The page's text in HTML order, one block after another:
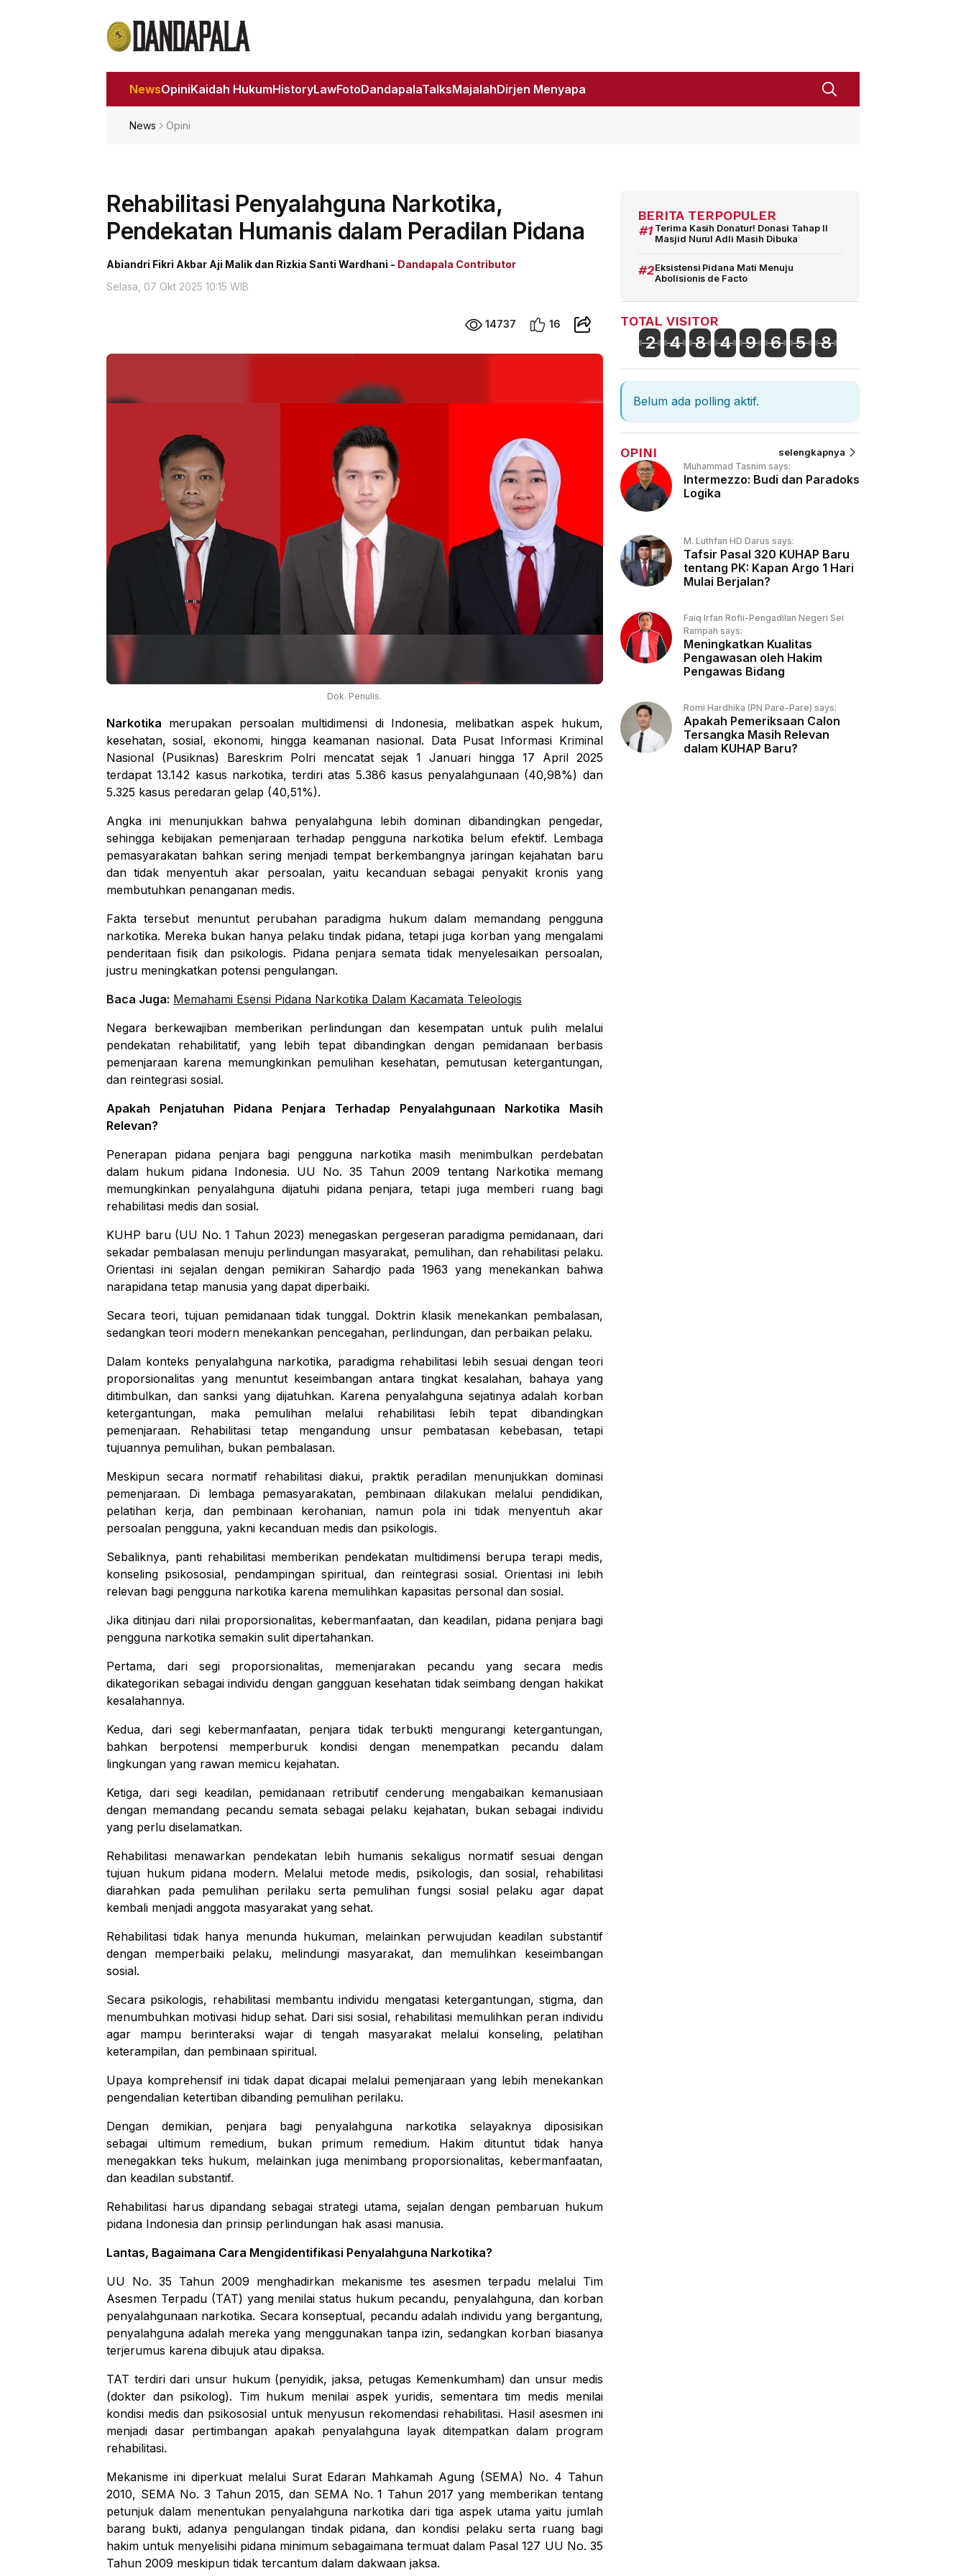
NewsOpiniKaidah HukumHistoryLawFotoDandapalaTalksMajalahDirjen Menyapa
News Opini
Rehabilitasi Penyalahguna Narkotika,
Pendekatan Humanis dalam Peradilan Pidana
Abiandri Fikri Akbar Aji Malik dan Rizkia Santi Wardhani - Dandapala Contributor
Selasa, 07 Okt 2025 10:15 WIB
14737 16
Dok. Penulis.
Narkotika merupakan persoalan multidimensi di Indonesia, melibatkan aspek hukum,
kesehatan, sosial, ekonomi, hingga keamanan nasional. Data Pusat Informasi Kriminal
Nasional (Pusiknas) Bareskrim Polri mencatat sejak 1 Januari hingga 17 April 2025
terdapat 13.142 kasus narkotika, terdiri atas 5.386 kasus penyalahgunaan (40,98%) dan
5.325 kasus peredaran gelap (40,51%).
Angka ini menunjukkan bahwa penyalahguna lebih dominan dibandingkan pengedar,
sehingga kebijakan pemenjaraan terhadap pengguna narkotika belum efektif. Lembaga
pemasyarakatan bahkan sering menjadi tempat berkembangnya jaringan kejahatan baru
dan tidak menyentuh akar persoalan, yaitu kecanduan sebagai penyakit kronis yang
membutuhkan penanganan medis.
Fakta tersebut menuntut perubahan paradigma hukum dalam memandang pengguna
narkotika. Mereka bukan hanya pelaku tindak pidana, tetapi juga korban yang mengalami
penderitaan fisik dan psikologis. Pidana penjara semata tidak menyelesaikan persoalan,
justru meningkatkan potensi pengulangan.
Baca Juga: Memahami Esensi Pidana Narkotika Dalam Kacamata Teleologis
Negara berkewajiban memberikan perlindungan dan kesempatan untuk pulih melalui
pendekatan rehabilitatif, yang lebih tepat dibandingkan dengan pemidanaan berbasis
pemenjaraan karena memungkinkan pemulihan kesehatan, pemutusan ketergantungan,
dan reintegrasi sosial.
Apakah Penjatuhan Pidana Penjara Terhadap Penyalahgunaan Narkotika Masih
Relevan?
Penerapan pidana penjara bagi pengguna narkotika masih menimbulkan perdebatan
dalam hukum pidana Indonesia. UU No. 35 Tahun 2009 tentang Narkotika memang
memungkinkan penyalahguna dijatuhi pidana penjara, tetapi juga memberi ruang bagi
rehabilitasi medis dan sosial.
KUHP baru (UU No. 1 Tahun 2023) menegaskan pergeseran paradigma pemidanaan, dari
sekadar pembalasan menuju perlindungan masyarakat, pemulihan, dan rehabilitasi pelaku.
Orientasi ini sejalan dengan pemikiran Sahardjo pada 1963 yang menekankan bahwa
narapidana tetap manusia yang dapat diperbaiki.
Secara teori, tujuan pemidanaan tidak tunggal. Doktrin klasik menekankan pembalasan,
sedangkan teori modern menekankan pencegahan, perlindungan, dan perbaikan pelaku.
Dalam konteks penyalahguna narkotika, paradigma rehabilitasi lebih sesuai dengan teori
proporsionalitas yang menuntut keseimbangan antara tingkat kesalahan, bahaya yang
ditimbulkan, dan sanksi yang dijatuhkan. Karena penyalahguna sejatinya adalah korban
ketergantungan, maka pemulihan melalui rehabilitasi lebih tepat dibandingkan
pemenjaraan. Rehabilitasi tetap mengandung unsur pembatasan kebebasan, tetapi
tujuannya pemulihan, bukan pembalasan.
Meskipun secara normatif rehabilitasi diakui, praktik peradilan menunjukkan dominasi
pemenjaraan. Di lembaga pemasyarakatan, pembinaan dilakukan melalui pendidikan,
pelatihan kerja, dan pembinaan kerohanian, namun pola ini tidak menyentuh akar
persoalan pengguna, yakni kecanduan medis dan psikologis.
Sebaliknya, panti rehabilitasi memberikan pendekatan multidimensi berupa terapi medis,
konseling psikososial, pendampingan spiritual, dan reintegrasi sosial. Orientasi ini lebih
relevan bagi pengguna narkotika karena memulihkan kapasitas personal dan sosial.
Jika ditinjau dari nilai proporsionalitas, kebermanfaatan, dan keadilan, pidana penjara bagi
pengguna narkotika semakin sulit dipertahankan.
Pertama, dari segi proporsionalitas, memenjarakan pecandu yang secara medis
dikategorikan sebagai individu dengan gangguan kesehatan tidak seimbang dengan hakikat
kesalahannya.
Kedua, dari segi kebermanfaatan, penjara tidak terbukti mengurangi ketergantungan,
bahkan berpotensi memperburuk kondisi dengan menempatkan pecandu dalam
lingkungan yang rawan memicu kejahatan.
Ketiga, dari segi keadilan, pemidanaan retributif cenderung mengabaikan kemanusiaan
dengan memandang pecandu semata sebagai pelaku kejahatan, bukan sebagai individu
yang perlu diselamatkan.
Rehabilitasi menawarkan pendekatan lebih humanis sekaligus normatif sesuai dengan
tujuan hukum pidana modern. Melalui metode medis, psikologis, dan sosial, rehabilitasi
diarahkan pada pemulihan perilaku serta pemulihan fungsi sosial pelaku agar dapat
kembali menjadi anggota masyarakat yang sehat.
Rehabilitasi tidak hanya menunda hukuman, melainkan perwujudan keadilan substantif
dengan memperbaiki pelaku, melindungi masyarakat, dan memulihkan keseimbangan
sosial.
Secara psikologis, rehabilitasi membantu individu mengatasi ketergantungan, stigma, dan
menumbuhkan motivasi hidup sehat. Dari sisi sosial, rehabilitasi memulihkan peran individu
agar mampu berinteraksi wajar di tengah masyarakat melalui konseling, pelatihan
keterampilan, dan pembinaan spiritual.
Upaya komprehensif ini tidak dapat dicapai melalui pemenjaraan yang lebih menekankan
pengendalian ketertiban dibanding pemulihan perilaku.
Dengan demikian, penjara bagi penyalahguna narkotika selayaknya diposisikan
sebagai ultimum remedium, bukan primum remedium. Hakim dituntut tidak hanya
menegakkan teks hukum, melainkan juga menimbang proporsionalitas, kebermanfaatan,
dan keadilan substantif.
Rehabilitasi harus dipandang sebagai strategi utama, sejalan dengan pembaruan hukum
pidana Indonesia dan prinsip perlindungan hak asasi manusia.
Lantas, Bagaimana Cara Mengidentifikasi Penyalahguna Narkotika?
UU No. 35 Tahun 2009 menghadirkan mekanisme tes asesmen terpadu melalui Tim
Asesmen Terpadu (TAT) yang menilai status hukum pecandu, penyalahguna, dan korban
penyalahgunaan narkotika. Secara konseptual, pecandu adalah individu yang bergantung,
penyalahguna adalah mereka yang menggunakan tanpa izin, sedangkan korban biasanya
terjerumus karena dibujuk atau dipaksa.
TAT terdiri dari unsur hukum (penyidik, jaksa, petugas Kemenkumham) dan unsur medis
(dokter dan psikolog). Tim hukum menilai aspek yuridis, sementara tim medis menilai
kondisi medis dan psikososial untuk menyusun rekomendasi rehabilitasi. Hasil asesmen ini
menjadi dasar pertimbangan apakah penyalahguna layak ditempatkan dalam program
rehabilitasi.
Mekanisme ini diperkuat melalui Surat Edaran Mahkamah Agung (SEMA) No. 4 Tahun
2010, SEMA No. 3 Tahun 2015, dan SEMA No. 1 Tahun 2017 yang memberikan tentang
petunjuk dalam menentukan penyalahguna narkotika dari tiga aspek utama yaitu jumlah
barang bukti, adanya pengulangan tindak pidana, dan kondisi pelaku serta ruang bagi
hakim untuk menyelisihi pidana minimum sebagaimana termuat dalam Pasal 127 UU No. 35
Tahun 2009 meskipun tidak tercantum dalam dakwaan jaksa.
BERITA TERPOPULER
#1 Terima Kasih Donatur! Donasi Tahap II
Masjid Nurul Adli Masih Dibuka
#2Eksistensi Pidana Mati Menuju
Abolisionis de Facto
TOTAL VISITOR
2 4 8 4 9 6 5 8
Belum ada polling aktif.
OPINI selengkapnya
Muhammad Tasnim says:
Intermezzo: Budi dan Paradoks
Logika
M. Luthfan HD Darus says:
Tafsir Pasal 320 KUHAP Baru
tentang PK: Kapan Argo 1 Hari
Mulai Berjalan?
Faiq Irfan Rofii-Pengadilan Negeri Sei
Rampah says:
Meningkatkan Kualitas
Pengawasan oleh Hakim
Pengawas Bidang
Romi Hardhika (PN Pare-Pare) says:
Apakah Pemeriksaan Calon
Tersangka Masih Relevan
dalam KUHAP Baru?